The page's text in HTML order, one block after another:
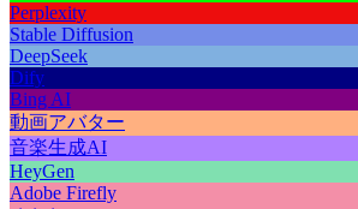
Perplexity
Stable Diffusion
DeepSeek
Dify
Bing AI
動画アバター
音楽生成AI
HeyGen
Adobe Firefly